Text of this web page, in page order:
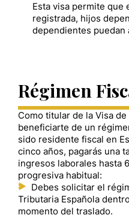
Esta visa permite que
registrada, hijos
dependientes puedan
Régimen
Como titular de la Visa
beneficiarte de un
sido residente fiscal en
cinco años, pagarás una
ingresos laborales hasta
progresiva habitual:
Debes solicitar el
Tributaria Española
momento del traslado.